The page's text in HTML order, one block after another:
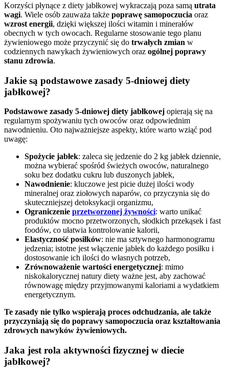
Korzyści płynące z diety jabłkowej wykraczają poza samą utrata
wagi. Wiele osób zauważa także poprawę samopoczucia oraz
wzrost energii, dzięki większej ilości witamin i minerałów
obecnych w tych owocach. Regularne stosowanie tego planu
żywieniowego może przyczynić się do trwałych zmian w
codziennych nawykach żywieniowych oraz ogólnej poprawy
stanu zdrowia.
Jakie są podstawowe zasady 5-dniowej diety
jabłkowej?
Podstawowe zasady 5-dniowej diety jabłkowej opierają się na
regularnym spożywaniu tych owoców oraz odpowiednim
nawodnieniu. Oto najważniejsze aspekty, które warto wziąć pod
uwagę:
Spożycie jabłek: zaleca się jedzenie do 2 kg jabłek dziennie,
można wybierać spośród świeżych owoców, naturalnego
soku bez dodatku cukru lub duszonych jabłek,
Nawodnienie: kluczowe jest picie dużej ilości wody
mineralnej oraz ziołowych naparów, co przyczynia się do
skuteczniejszej detoksykacji organizmu,
Ograniczenie przetworzonej żywności: warto unikać
produktów mocno przetworzonych, słodkich przekąsek i fast
foodów, co ułatwia kontrolowanie kalorii,
Elastyczność posiłków: nie ma sztywnego harmonogramu
jedzenia; istotne jest włączenie jabłek do każdego posiłku i
dostosowanie ich ilości do własnych potrzeb,
Zrównoważenie wartości energetycznej: mimo
niskokalorycznej natury diety ważne jest, aby zachować
równowagę między przyjmowanymi kaloriami a wydatkiem
energetycznym.
Te zasady nie tylko wspierają proces odchudzania, ale także
przyczyniają się do poprawy samopoczucia oraz kształtowania
zdrowych nawyków żywieniowych.
Jaka jest rola aktywności fizycznej w diecie
jabłkowej?